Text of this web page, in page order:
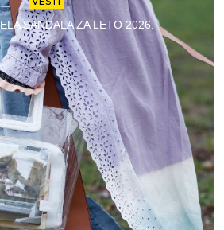
SANDALA ZA LETO 2026.